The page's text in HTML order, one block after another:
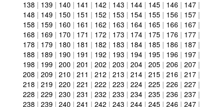
138 | 139 | 140 | 141 | 142 | 143 | 144 | 145 | 146 | 147 |
148 | 149 | 150 | 151 | 152 | 153 | 154 | 155 | 156 | 157 |
158 | 159 | 160 | 161 | 162 | 163 | 164 | 165 | 166 | 167 |
168 | 169 | 170 | 171 | 172 | 173 | 174 | 175 | 176 | 177 |
178 | 179 | 180 | 181 | 182 | 183 | 184 | 185 | 186 | 187 |
188 | 189 | 190 | 191 | 192 | 193 | 194 | 195 | 196 | 197 |
198 | 199 | 200 | 201 | 202 | 203 | 204 | 205 | 206 | 207 |
208 | 209 | 210 | 211 | 212 | 213 | 214 | 215 | 216 | 217 |
218 | 219 | 220 | 221 | 222 | 223 | 224 | 225 | 226 | 227 |
228 | 229 | 230 | 231 | 232 | 233 | 234 | 235 | 236 | 237 |
238 | 239 | 240 | 241 | 242 | 243 | 244 | 245 | 246 | 247 |